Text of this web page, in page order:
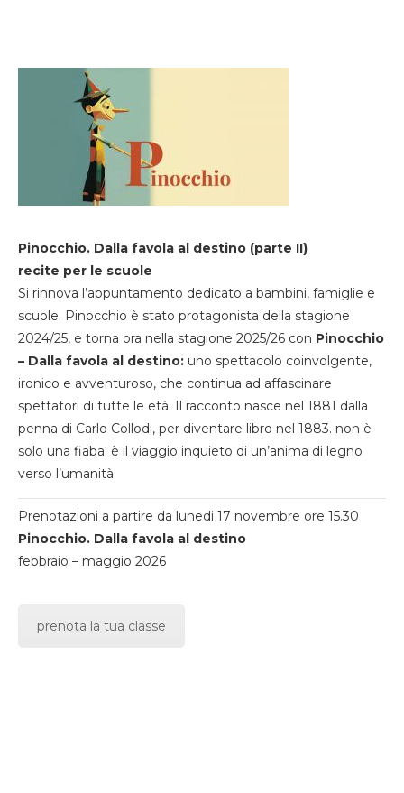
Pinocchio. Dalla favola al destino (parte II)
recite per le scuole
Si rinnova l’appuntamento dedicato a bambini, famiglie e
scuole. Pinocchio è stato protagonista della stagione
2024/25, e torna ora nella stagione 2025/26 con Pinocchio
– Dalla favola al destino: uno spettacolo coinvolgente,
ironico e avventuroso, che continua ad affascinare
spettatori di tutte le età. Il racconto nasce nel 1881 dalla
penna di Carlo Collodi, per diventare libro nel 1883. non è
solo una fiaba: è il viaggio inquieto di un’anima di legno
verso l’umanità.
Prenotazioni a partire da lunedi 17 novembre ore 15.30
Pinocchio. Dalla favola al destino
febbraio – maggio 2026
prenota la tua classe